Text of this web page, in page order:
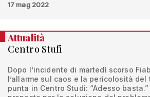
17 mag 2022
Attualità
Centro Stufi
Dopo l’incidente di martedì scorso
l’allarme sul caos e la pericolosità
punta in Centro Studi: “Adesso